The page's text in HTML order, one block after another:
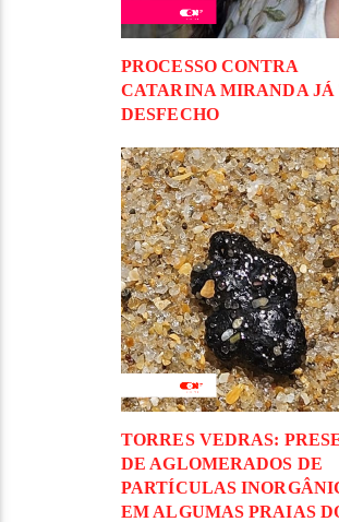
PROCESSO CONTRA
CATARINA MIRANDA JÁ
DESFECHO
TORRES VEDRAS:
DE AGLOMERADOS DE
PARTÍCULAS
EM ALGUMAS PRAIAS